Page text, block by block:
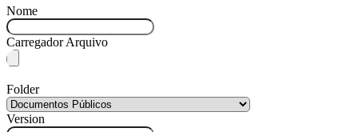
Nome
Carregador Arquivo
Folder
Version